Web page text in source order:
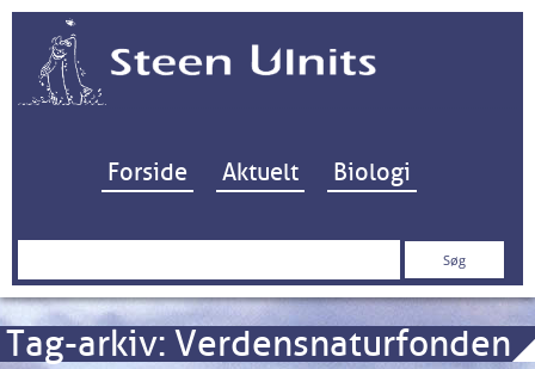
Hop til indhold
Forside Aktuelt Biologi
Søg
Tag-arkiv: Verdensnaturfonden